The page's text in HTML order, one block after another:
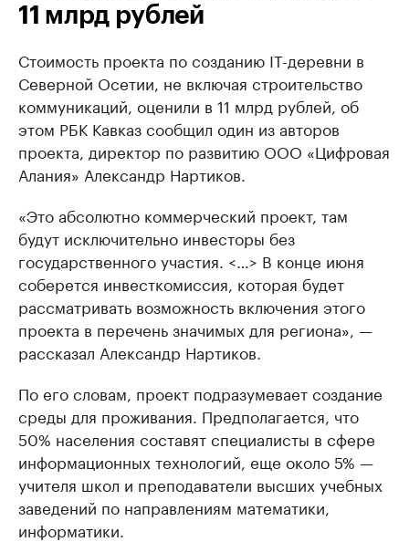
11 млрд рублей
Стоимость проекта по созданию IT-деревни в
Северной Осетии, не включая строительство
коммуникаций, оценили в 11 млрд рублей, об
этом РБК Кавказ сообщил один из авторов
проекта, директор по развитию ООО «Цифровая
Алания» Александр Нартиков.
«Это абсолютно коммерческий проект, там
будут исключительно инвесторы без
государственного участия. <…> В конце июня
соберется инвесткомиссия, которая будет
рассматривать возможность включения этого
проекта в перечень значимых для региона», —
рассказал Александр Нартиков.
По его словам, проект подразумевает создание
среды для проживания. Предполагается, что
50% населения составят специалисты в сфере
информационных технологий, еще около 5% —
учителя школ и преподаватели высших учебных
заведений по направлениям математики,
информатики.